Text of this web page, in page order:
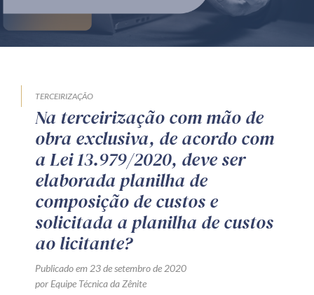
Produtos e serviços
Mentoria Zênite
Capacitação
Zênite Online
Eventos presenciais
Zênite in Company
Diferenciais
TERCEIRIZAÇÃO
Na terceirização com mão de
obra exclusiva, de acordo com
a Lei 13.979/2020, deve ser
elaborada planilha de
composição de custos e
solicitada a planilha de custos
ao licitante?
Publicado em 23 de setembro de 2020
por Equipe Técnica da Zênite